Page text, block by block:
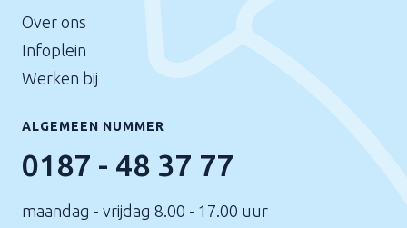
Over ons
Infoplein
Werken bij
ALGEMEEN NUMMER
0187 - 48 37 77
maandag - vrijdag 8.00 - 17.00 uur